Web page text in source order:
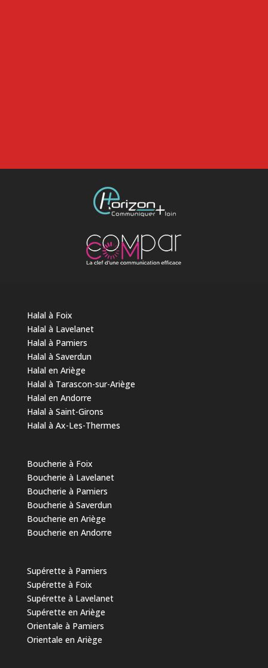
Halal à Foix
Halal à Lavelanet
Halal à Pamiers
Halal à Saverdun
Halal en Ariège
Halal à Tarascon-sur-Ariège
Halal en Andorre
Halal à Saint-Girons
Halal à Ax-Les-Thermes
Boucherie à Foix
Boucherie à Lavelanet
Boucherie à Pamiers
Boucherie à Saverdun
Boucherie en Ariège
Boucherie en Andorre
Supérette à Pamiers
Supérette à Foix
Supérette à Lavelanet
Supérette en Ariège
Orientale à Pamiers
Orientale en Ariège